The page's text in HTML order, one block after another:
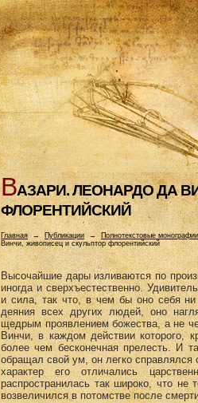
ВАЗАРИ. ЛЕОHАРДО ДА
ФЛОРЕHТИЙСКИЙ
Главная→ Публикации → Полнотекстовые монографии
Винчи, живописец и скульптор флорентийский
Высочайшие дары изливаются по
иногда и сверхъестественно.
и сила, так что, в чем бы оно себя ни
деяния всех других людей, оно
щедрым проявлением божества, а не
Винчи, в каждом действии которого,
более чем бесконечная прелесть. И
обращал свой ум, он легко
характер его отличались
распространилась так широко, что
возвеличился в потомстве после